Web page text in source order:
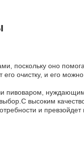
поскольку оно
очистку, и его
пивоваром,
высоким
и